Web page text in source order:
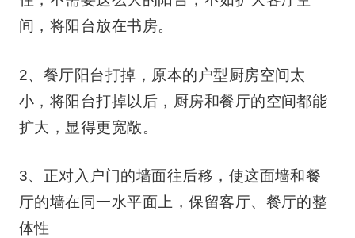
间，将阳台放在书房。
2、餐厅阳台打掉，原本的户型厨房空间太
小，将阳台打掉以后，厨房和餐厅的空间都能
扩大，显得更宽敞。
3、正对入户门的墙面往后移，使这面墙和餐
厅的墙在同一水平面上，保留客厅、餐厅的整
体性